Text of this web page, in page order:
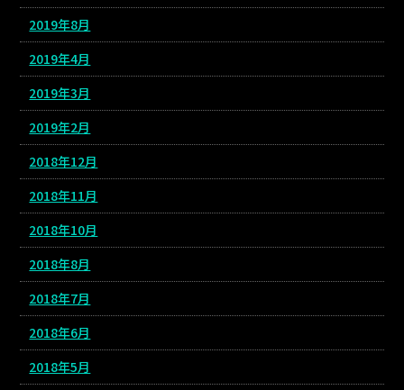
2019年8月
2019年4月
2019年3月
2019年2月
2018年12月
2018年11月
2018年10月
2018年8月
2018年7月
2018年6月
2018年5月